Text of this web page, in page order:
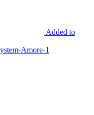
Added to